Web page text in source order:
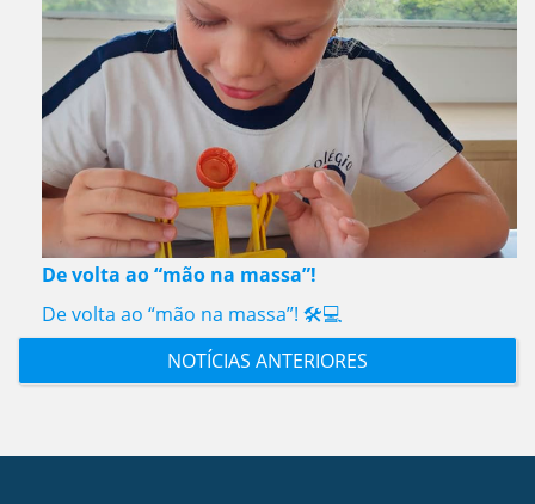
De volta ao “mão na massa”!
De volta ao “mão na massa”! 🛠️💻
NOTÍCIAS ANTERIORES